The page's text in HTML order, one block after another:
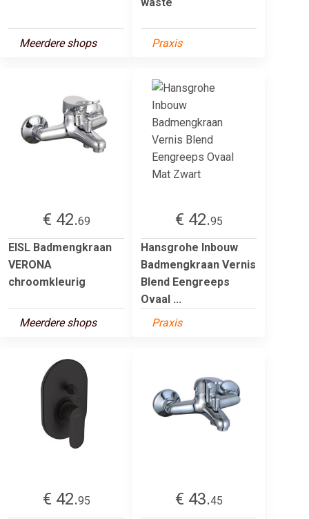
Meerdere shops Praxis
€ 42.69
EISL Badmengkraan
VERONA
chroomkleurig
Meerdere shops
€ 42.95
Hansgrohe Inbouw
Badmengkraan Vernis
Blend Eengreeps
Ovaal ...
Praxis
€ 42.95
€ 43.45